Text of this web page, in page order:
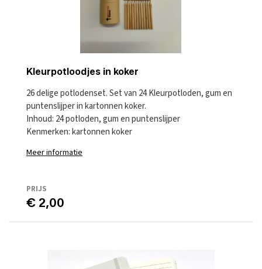
Kleurpotloodjes in koker
26 delige potlodenset. Set van 24 Kleurpotloden, gum en
puntenslijper in kartonnen koker.
Inhoud: 24 potloden, gum en puntenslijper
Kenmerken: kartonnen koker
Meer informatie
PRIJS
€ 2,00